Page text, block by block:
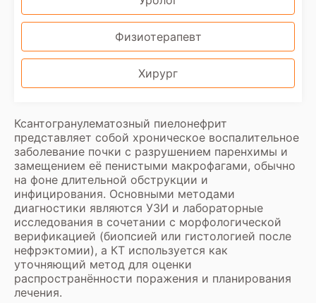
Физиотерапевт
Хирург
Ксантогранулематозный пиелонефрит
представляет собой хроническое воспалительное
заболевание почки с разрушением паренхимы и
замещением её пенистыми макрофагами, обычно
на фоне длительной обструкции и
инфицирования. Основными методами
диагностики являются УЗИ и лабораторные
исследования в сочетании с морфологической
верификацией (биопсией или гистологией после
нефрэктомии), а КТ используется как
уточняющий метод для оценки
распространённости поражения и планирования
лечения.